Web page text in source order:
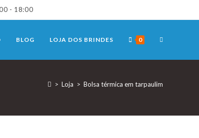
- 18:00
BLOG LOJA DOS BRINDES 0 TOGGLE
> Loja > Bolsa térmica em tarpaulim